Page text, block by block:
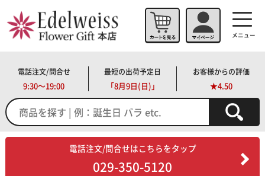
メニュー
電話注文/問合せ
9:30～19:00
最短の出荷予定日
「8月9日(日)」
お客様からの評価
★4.50
電話注文/問合せはこちらをタップ
029-350-5120